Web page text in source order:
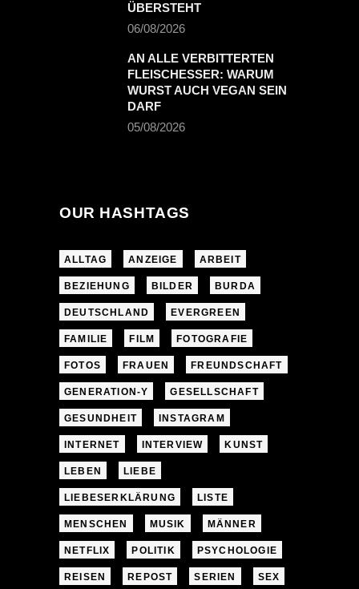
ÜBERSTEHT
06/08/2026
AN ALLE VERBITTERTEN
FLEISCHESSER: WARUM
WURST AUCH VEGAN SEIN
DARF
05/08/2026
OUR HASHTAGS
ALLTAG ANZEIGE ARBEIT
BEZIEHUNG BILDER BURDA
DEUTSCHLAND EVERGREEN
FAMILIE FILM FOTOGRAFIE
FOTOS FRAUEN FREUNDSCHAFT
GENERATION-Y GESELLSCHAFT
GESUNDHEIT INSTAGRAM
INTERNET INTERVIEW KUNST
LEBEN LIEBE
LIEBESERKLÄRUNG LISTE
MENSCHEN MUSIK MÄNNER
NETFLIX POLITIK PSYCHOLOGIE
REISEN REPOST SERIEN SEX